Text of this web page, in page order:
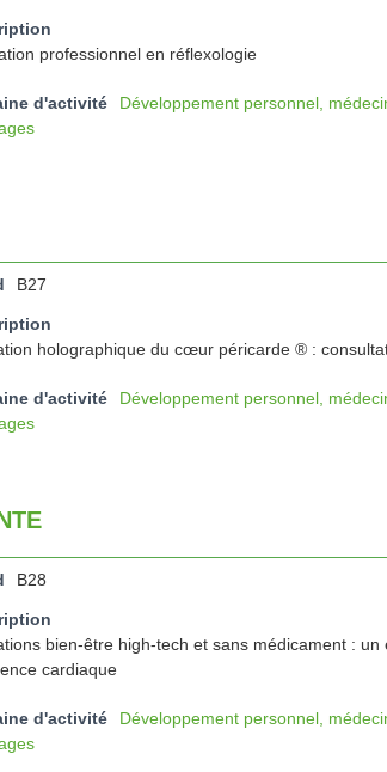
professionnel en réflexologie
d'activité
Développement personnel,
B27
holographique du cœur péricarde ® :
d'activité
Développement personnel,
B28
bien-être high-tech et sans médicament :
cardiaque
d'activité
Développement personnel,